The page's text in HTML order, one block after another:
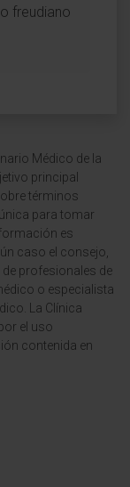
freudiano
Médico de la
principal
términos
para tomar
es
caso el consejo,
profesionales de
o especialista
La Clínica
el uso
contenida en